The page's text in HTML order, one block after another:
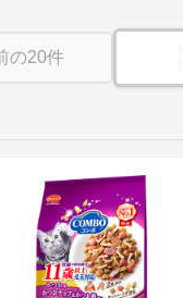
の20件